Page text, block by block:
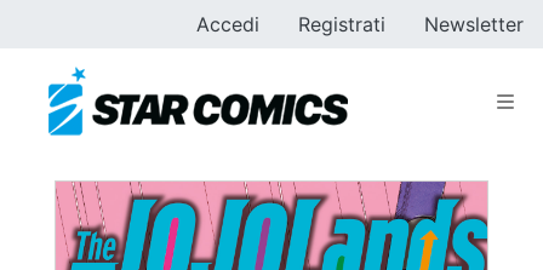
Accedi Registrati Newsletter